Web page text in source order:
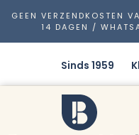
GEEN VERZENDKOSTEN
14 DAGEN /
Sinds 1959